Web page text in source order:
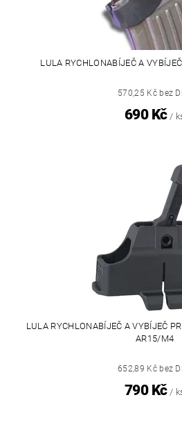
LULA RYCHLONABÍJEČ A
570,25 Kč bez
690 Kč /
LULA RYCHLONABÍJEČ A VYBÍJEČ
AR15/M4
652,89 Kč bez
790 Kč /